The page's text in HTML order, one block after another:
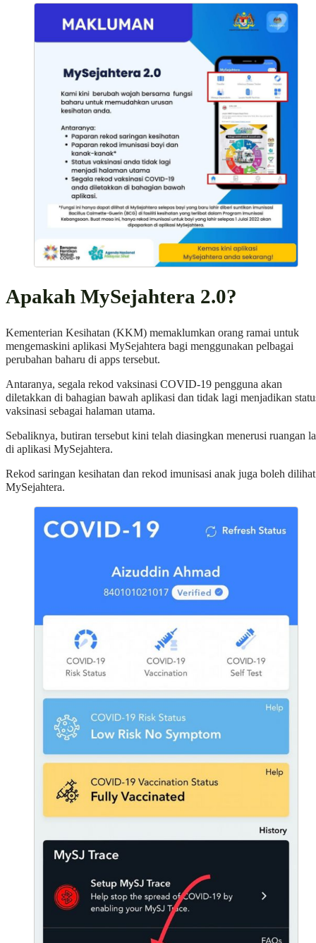
Apakah MySejahtera 2.0?
Kementerian Kesihatan (KKM) memaklumkan orang ramai untuk
mengemaskini aplikasi MySejahtera bagi menggunakan pelbagai
perubahan baharu di apps tersebut.
Antaranya, segala rekod vaksinasi COVID-19 pengguna akan
diletakkan di bahagian bawah aplikasi dan tidak lagi menjadikan
vaksinasi sebagai halaman utama.
Sebaliknya, butiran tersebut kini telah diasingkan menerusi ruangan
di aplikasi MySejahtera.
Rekod saringan kesihatan dan rekod imunisasi anak juga boleh
MySejahtera.